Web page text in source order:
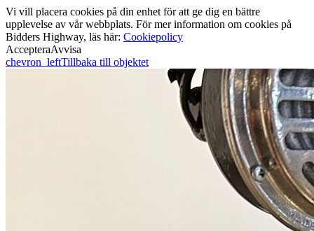
Vi vill placera cookies på din enhet för att ge dig en bättre
upplevelse av vår webbplats. För mer information om cookies på
Bidders Highway, läs här: Cookiepolicy
AccepteraAvvisa
chevron_leftTillbaka till objektet